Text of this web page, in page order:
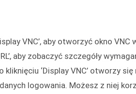
VNC’, aby otworzyć okno VNC
aby zobaczyć szczegóły
kliknięciu ‘Display VNC’ otworzy
logowania. Możesz z niej